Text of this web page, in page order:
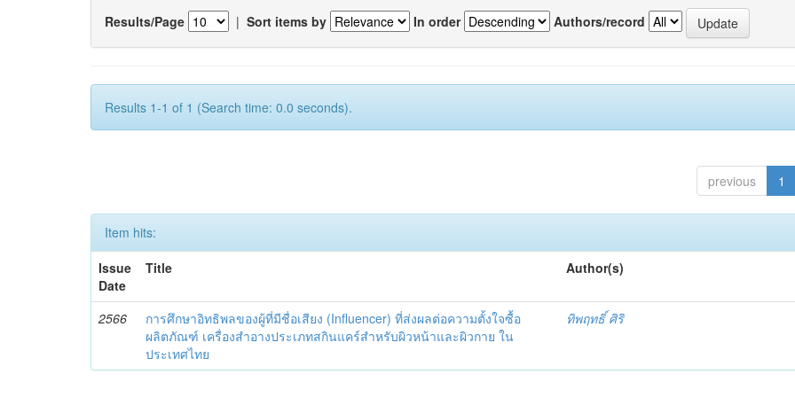
Results/Page | Sort items by In order Authors/record
Results 1-1 of 1 (Search time: 0.0 seconds).
previous 1
Item hits:
Issue
Date
Title Author(s)
2566
การศึกษาอิทธิพลของผู้ที่มีชื่อเสียง (Influencer) ที่ส่งผลต่อความตั้งใจซื้อ
ผลิตภัณฑ์ เครื่องสำอางประเภทสกินแคร์สำหรับผิวหน้าและผิวกาย ใน
ประเทศไทย
ทิพฤทธิ์ ศิริ